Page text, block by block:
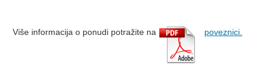
Više informacija o ponudi potražite na poveznici.